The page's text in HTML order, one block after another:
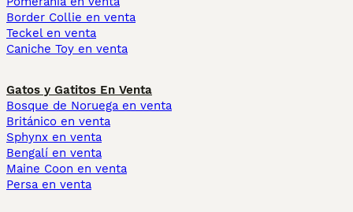
Border Collie en venta
Teckel en venta
Caniche Toy en venta
Gatos y Gatitos En Venta
Bosque de Noruega en venta
Británico en venta
Sphynx en venta
Bengalí en venta
Maine Coon en venta
Persa en venta